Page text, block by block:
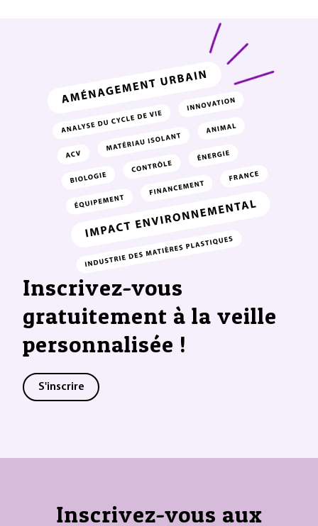
Inscrivez-vous
gratuitement à la veille
personnalisée !
S'inscrire
Inscrivez-vous aux